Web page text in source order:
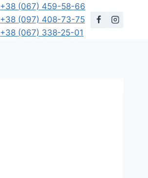
+38 (067) 459-58-66
+38 (097) 408-73-75
+38 (067) 338-25-01